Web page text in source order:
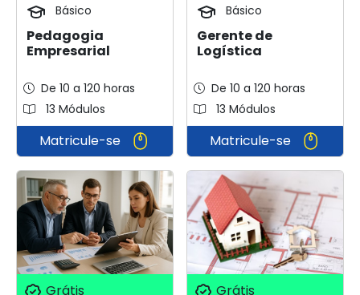
Básico
Pedagogia
Empresarial
De 10 a 120 horas
13 Módulos
Matricule-se
Básico
Gerente de
Logística
De 10 a 120 horas
13 Módulos
Matricule-se
Grátis Grátis